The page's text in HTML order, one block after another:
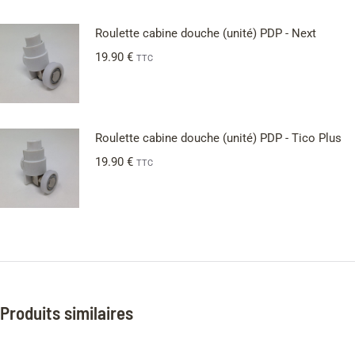
Roulette cabine douche (unité) PDP - Next
19.90 € TTC
Roulette cabine douche (unité) PDP - Tico Plus
19.90 € TTC
Produits similaires